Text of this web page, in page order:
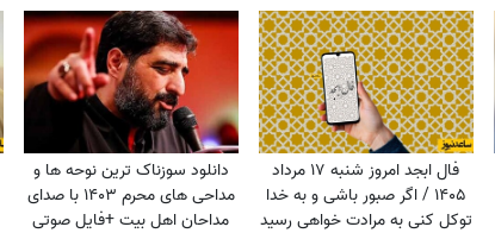
فال ابجد امروز شنبه 17 مرداد
1405 / اگر صبور باشی و به خدا
توکل کنی به مرادت خواهی رسید
دانلود سوزناک ترین نوحه ها و
مداحی های محرم 1403 با صدای
مداحان اهل بیت +فایل صوتی